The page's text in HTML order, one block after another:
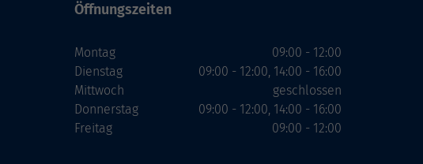
Öffnungszeiten
Montag
Dienstag
Mittwoch
Donnerstag
Freitag
09:00 - 12:00
09:00 - 12:00, 14:00 - 16:00
geschlossen
09:00 - 12:00, 14:00 - 16:00
09:00 - 12:00